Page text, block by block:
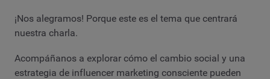
¡Nos alegramos! Porque este es el tema que centrará
nuestra charla.
Acompáñanos a explorar cómo el cambio social y una
estrategia de influencer marketing consciente pueden